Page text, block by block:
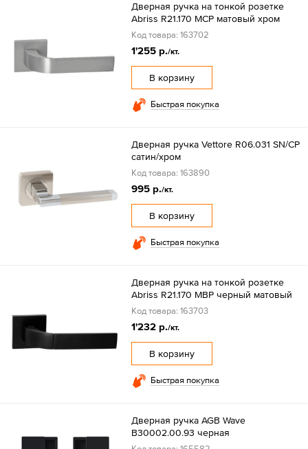
Дверная ручка на тонкой розетке
Abriss R21.170 MCP матовый хром
Код товара: 163702
1'255 р./кт.
В корзину
Быстрая покупка
Дверная ручка Vettore R06.031 SN/CP
сатин/хром
Код товара: 163890
995 р./кт.
В корзину
Быстрая покупка
Дверная ручка на тонкой розетке
Abriss R21.170 MBP черный матовый
Код товара: 163703
1'232 р./кт.
В корзину
Быстрая покупка
Дверная ручка AGB Wave
B30002.00.93 черная